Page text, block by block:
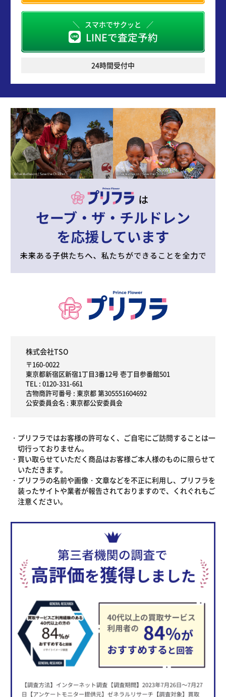
スマホでサクッと
LINEで査定予約
24時間受付中
株式会社TSO
〒160-0022
東京都新宿区新宿1丁目3番12号 壱丁目参番館501
TEL : 0120-331-661
古物商許可番号 : 東京都 第305551604692
公安委員会名 : 東京都公安委員会
プリフラではお客様の許可なく、ご自宅にご訪問することは一
切行っておりません。
買い取らせていただく商品はお客様ご本人様のものに限らせて
いただきます。
プリフラの名前や画像・文章などを不正に利用し、プリフラを
装ったサイトや業者が報告されておりますので、くれぐれもご
注意ください。